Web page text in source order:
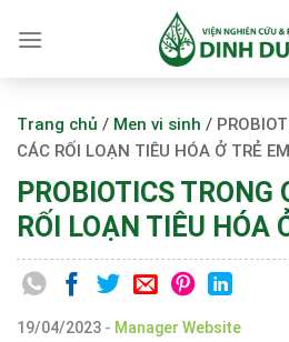
Trang chủ / Men vi sinh /
CÁC RỐI LOẠN TIÊU HÓA Ở TRẺ EM
PROBIOTICS TRONG
RỐI LOẠN TIÊU HÓA
19/04/2023 - Manager Website